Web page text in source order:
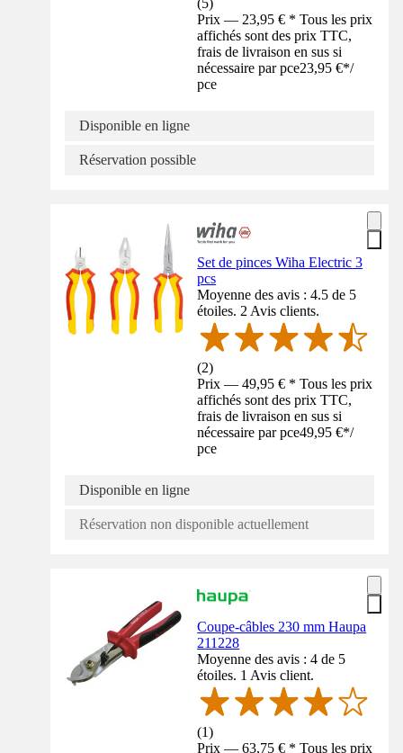
(5)
Prix — 23,95 € * Tous les prix
affichés sont des prix TTC,
frais de livraison en sus si
nécessaire par pce23,95 €*/
pce
Disponible en ligne
Réservation possible
Set de pinces Wiha Electric 3
pcs
Moyenne des avis : 4.5 de 5
étoiles. 2 Avis clients.
(2)
Prix — 49,95 € * Tous les prix
affichés sont des prix TTC,
frais de livraison en sus si
nécessaire par pce49,95 €*/
pce
Disponible en ligne
Réservation non disponible actuellement
Coupe-câbles 230 mm Haupa
211228
Moyenne des avis : 4 de 5
étoiles. 1 Avis client.
(1)
Prix — 63,75 € * Tous les prix